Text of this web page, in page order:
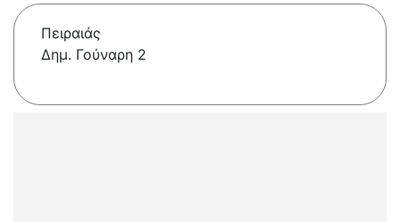
Πειραιάς
Δημ. Γούναρη 2